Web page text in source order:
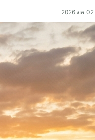
02 אוג 2026